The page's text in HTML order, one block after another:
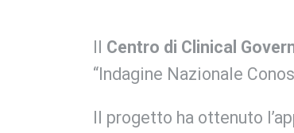
Centro di Clinical
“Indagine Nazionale
Il progetto ha ottenuto